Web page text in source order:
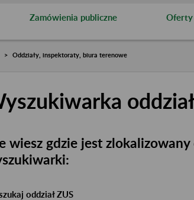
Zamówienia publiczne Oferty
Oddziały, inspektoraty, biura terenowe
wiesz gdzie jest zlokalizowany
oddział ZUS